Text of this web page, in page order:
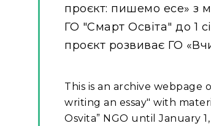
проєкт: пишемо есе» з
ГО "Смарт Освіта" до 1
проєкт розвиває ГО
This is an archive
writing an essay" with
Osvita” NGO until January